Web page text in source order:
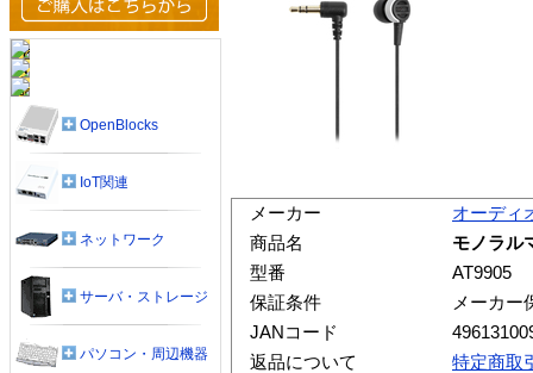
メーカー
オーディ
商品名
モノラル
型番
AT9905
保証条件
メーカー
JANコード
返品について
特定商取
OpenBlocks
IoT関連
ネットワーク
サーバ・ストレージ
パソコン・周辺機器